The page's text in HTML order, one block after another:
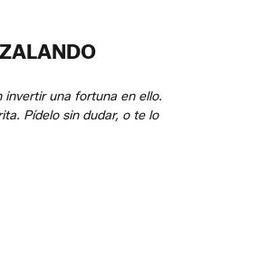
una fortuna en ello.
Pídelo sin dudar, o te lo